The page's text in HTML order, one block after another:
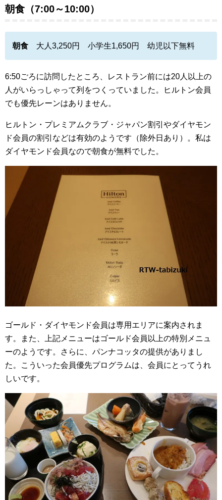
朝食（7:00～10:00）
朝食 大人3,250円 小学生1,650円 幼児以下無料
6:50ごろに訪問したところ、レストラン前には20人以上の
人がいらっしゃって列をつくっていました。ヒルトン会員
でも優先レーンはありません。
ヒルトン・プレミアムクラブ・ジャパン割引やダイヤモン
ド会員の割引などは有効のようです（除外日あり）。私は
ダイヤモンド会員なので朝食が無料でした。
ゴールド・ダイヤモンド会員は専用エリアに案内されま
す。また、上記メニューはゴールド会員以上の特別メニュ
ーのようです。さらに、パンナコッタの提供がありまし
た。こういった会員優先プログラムは、会員にとってうれ
しいです。